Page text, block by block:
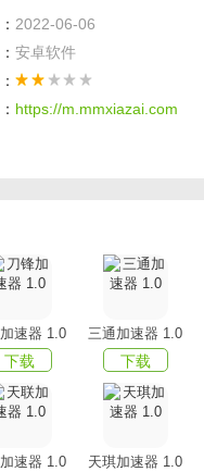
2022-06-06
安卓软件
https://m.mmxiazai.com
速器 1.0
下载
三通加速器 1.0
下载
速器 1.0 天琪加速器 1.0